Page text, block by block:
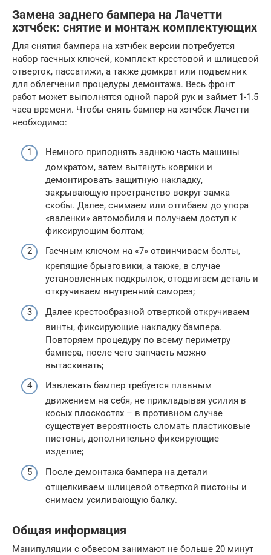
Замена заднего бампера на Лачетти
хэтчбек: снятие и монтаж комплектующих
Для снятия бампера на хэтчбек версии потребуется
набор гаечных ключей, комплект крестовой и шлицевой
отверток, пассатижи, а также домкрат или подъемник
для облегчения процедуры демонтажа. Весь фронт
работ может выполнятся одной парой рук и займет 1-1.5
часа времени. Чтобы снять бампер на хэтчбек Лачетти
необходимо:
Немного приподнять заднюю часть машины
домкратом, затем вытянуть коврики и
демонтировать защитную накладку,
закрывающую пространство вокруг замка
скобы. Далее, снимаем или отгибаем до упора
«валенки» автомобиля и получаем доступ к
фиксирующим болтам;
Гаечным ключом на «7» отвинчиваем болты,
крепящие брызговики, а также, в случае
установленных подкрылок, отодвигаем деталь и
откручиваем внутренний саморез;
Далее крестообразной отверткой откручиваем
винты, фиксирующие накладку бампера.
Повторяем процедуру по всему периметру
бампера, после чего запчасть можно
вытаскивать;
Извлекать бампер требуется плавным
движением на себя, не прикладывая усилия в
косых плоскостях – в противном случае
существует вероятность сломать пластиковые
пистоны, дополнительно фиксирующие
изделие;
После демонтажа бампера на детали
отщелкиваем шлицевой отверткой пистоны и
снимаем усиливающую балку.
Общая информация
Манипуляции с обвесом занимают не больше 20 минут